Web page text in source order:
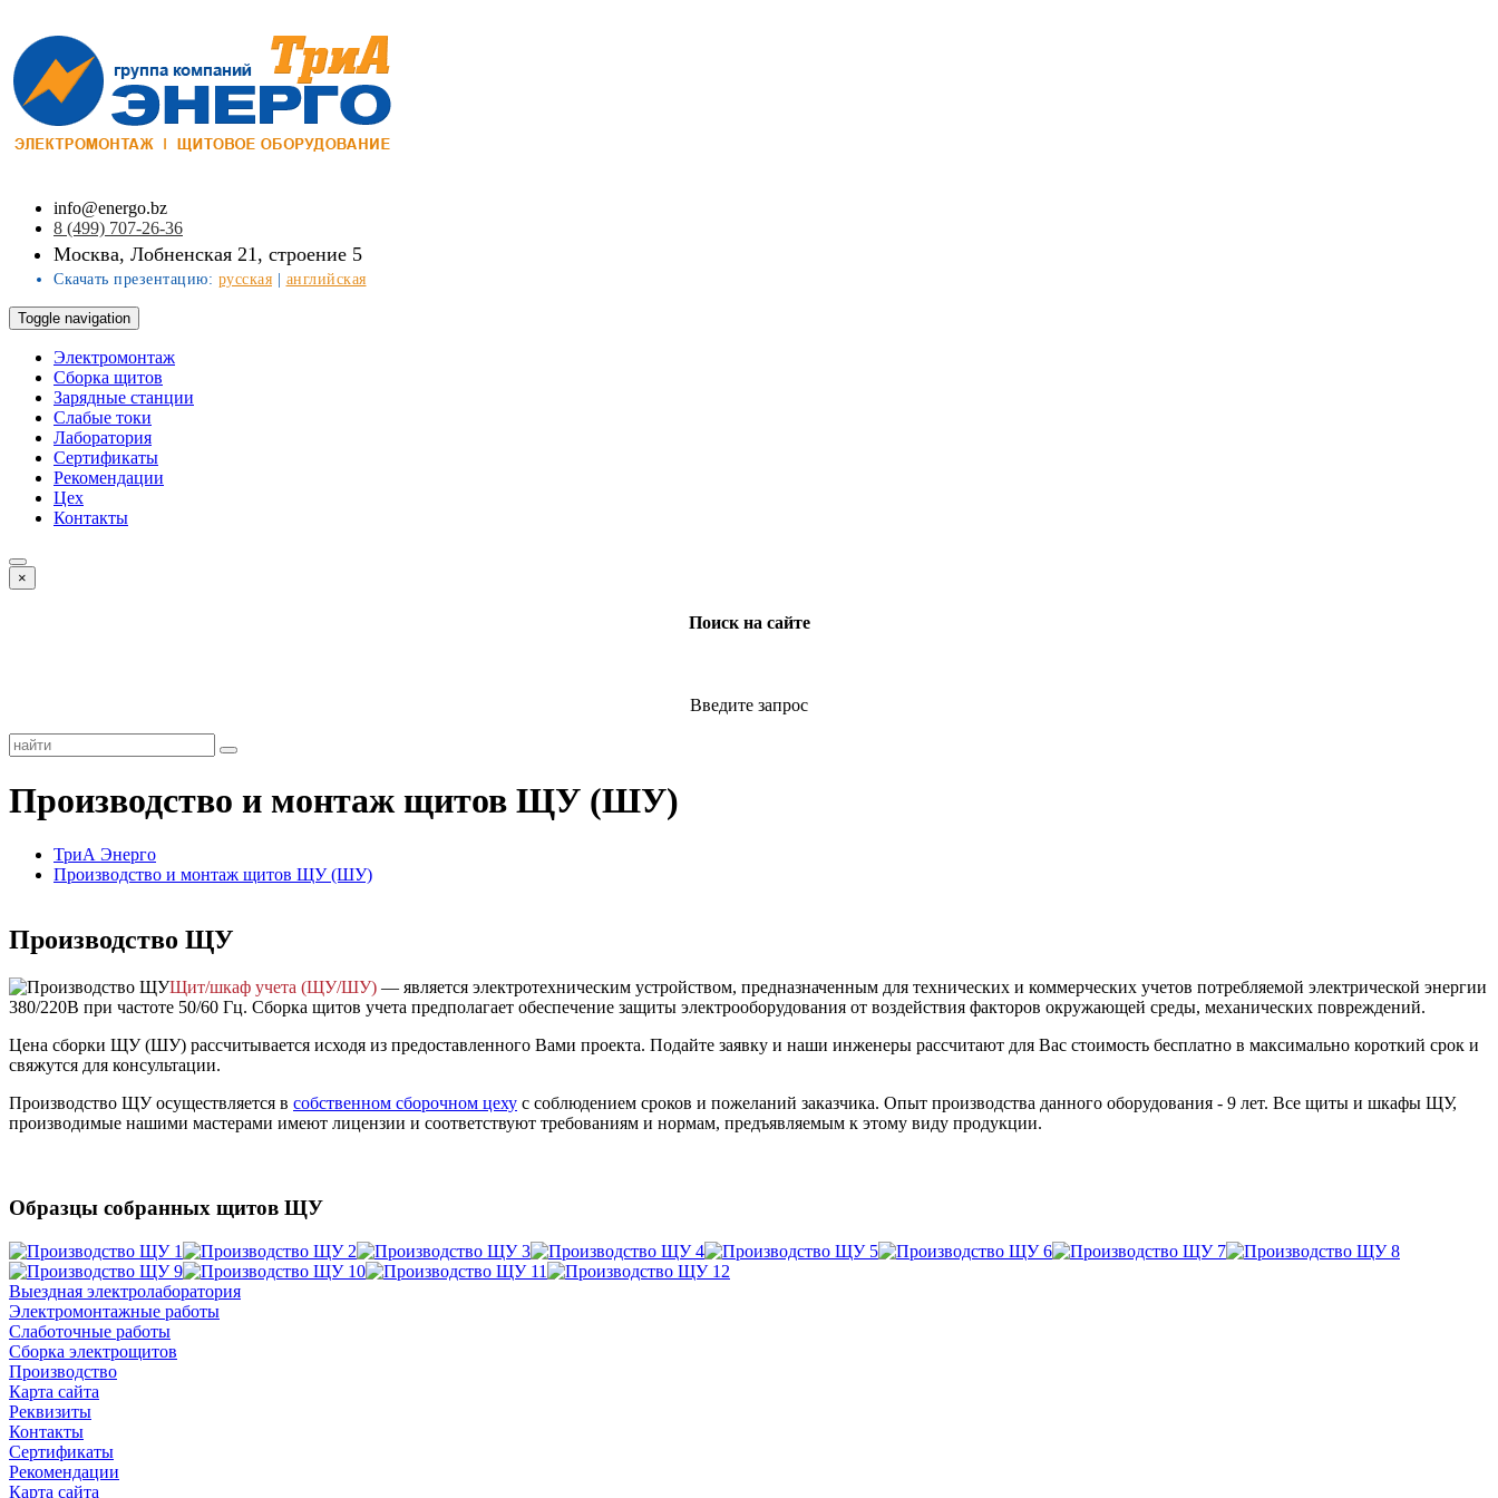
info@energo.bz
8 (499) 707-26-36
Москва, Лобненская 21, строение 5
Скачать презентацию: русская английская
Toggle navigation
Электромонтаж
Сборка щитов
Зарядные станции
Слабые токи
Лаборатория
Сертификаты
Рекомендации
Цех
Контакты
×
Поиск на сайте
Введите запрос
Производство и монтаж щитов ЩУ (ШУ)
ТриА Энерго
Производство и монтаж щитов ЩУ (ШУ)
Производство ЩУ
Щит/шкаф учета (ЩУ/ШУ) — является электротехническим устройством, предназначенным для технических и коммерческих учетов потребляемой электрической энергии
380/220В при частоте 50/60 Гц. Сборка щитов учета предполагает обеспечение защиты электрооборудования от воздействия факторов окружающей среды, механических повреждений.
Цена сборки ЩУ (ШУ) рассчитывается исходя из предоставленного Вами проекта. Подайте заявку и наши инженеры рассчитают для Вас стоимость бесплатно в максимально короткий срок и
свяжутся для консультации.
Производство ЩУ осуществляется в собственном сборочном цеху с соблюдением сроков и пожеланий заказчика. Опыт производства данного оборудования - 9 лет. Все щиты и шкафы ЩУ,
производимые нашими мастерами имеют лицензии и соответствуют требованиям и нормам, предъявляемым к этому виду продукции.
Образцы собранных щитов ЩУ
Выездная электролаборатория
Электромонтажные работы
Слаботочные работы
Сборка электрощитов
Производство
Карта сайта
Реквизиты
Контакты
Сертификаты
Рекомендации
Карта сайта